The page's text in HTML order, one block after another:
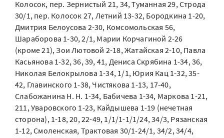
Колосок, пер. Зернистый 21, 34, Туманная 29, Строда
30/1, пер. Колосок 27, Летний 13-32, Бородкина 1-20,
Дмитрия Белоусова 2-30, Комсомольская 56,
Шараборова 1-30, 2/1, Марии Корчагиной 2-26
(кроме 21), Зои Лютовой 2-18, Жатайская 2-10, Павла
Касьянова 1-32, 36, 39, 41, Дениса Скрябина 1-34, 36,
Николая Белокрылова 1-34, 1/1, Юрия Кац 1-32, 35-
42, Главинского 1-38, Чистякова 1-13, 17-40,
Слабожанина Н. Н. 1-34, Бабичева 1-34, Маркова 1-21,
211, Уваровского 1-23, Кайдышева 1-19 (нечетная
сторона), 1-18, 20, 22-49, 1/1/1-1/1/24, 34/3, Рязанская
1-12, Смоленская, Трактовая 30/1-24/1, 34/2, 34/4,